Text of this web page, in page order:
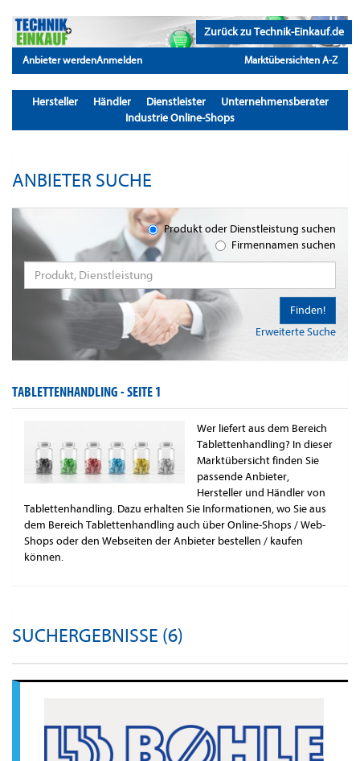
Zurück zu Technik-Einkauf.de
Anbieter werdenAnmelden Marktübersichten A-Z
Hersteller Händler Dienstleister
Unternehmensberater
Industrie Online-Shops
ANBIETER SUCHE
Produkt oder Dienstleistung suchen
Firmennamen suchen
Erweiterte Suche
Finden!
TABLETTENHANDLING -SEITE 1
Wer liefert aus dem Bereich
Tablettenhandling? In dieser
Marktübersicht finden Sie
passende Anbieter,
Hersteller und Händler von
Tablettenhandling. Dazu erhalten Sie Informationen, wo Sie aus
dem Bereich Tablettenhandling auch über Online-Shops / Web-
Shops oder den Webseiten der Anbieter bestellen / kaufen
können.
SUCHERGEBNISSE (6)